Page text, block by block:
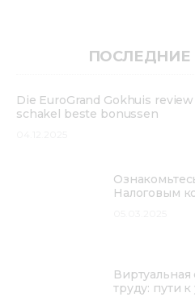
Die EuroGrand Gokhuis
schakel beste bonussen
Налоговым
труду: пути